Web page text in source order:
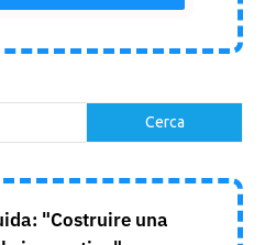
Cerca
"Costruire una